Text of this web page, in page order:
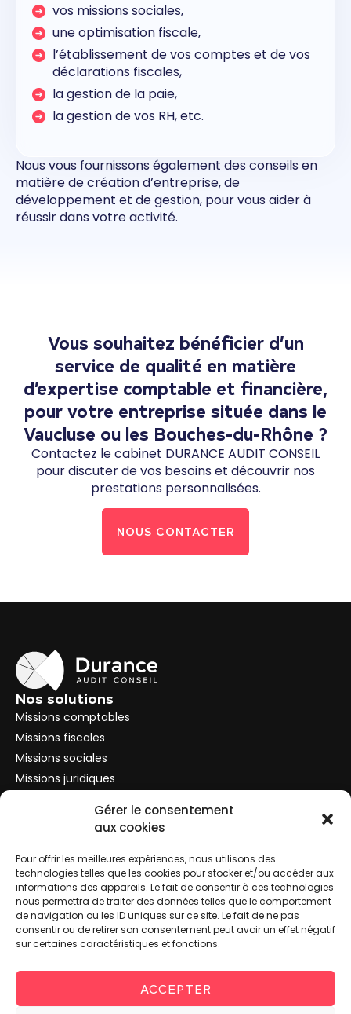
Gérer le consentement
aux cookies
Pour offrir les meilleures expériences, nous utilisons des
technologies telles que les cookies pour stocker et/ou accéder aux
informations des appareils. Le fait de consentir à ces technologies
nous permettra de traiter des données telles que le comportement
de navigation ou les ID uniques sur ce site. Le fait de ne pas
consentir ou de retirer son consentement peut avoir un effet négatif
sur certaines caractéristiques et fonctions.
ACCEPTER
vos missions sociales,
une optimisation fiscale,
l’établissement de vos comptes et de vos
déclarations fiscales,
la gestion de la paie,
la gestion de vos RH, etc.
Nous vous fournissons également des conseils en
matière de création d’entreprise, de
développement et de gestion, pour vous aider à
réussir dans votre activité.
Vous souhaitez bénéficier d’un
service de qualité en matière
d’expertise comptable et financière,
pour votre entreprise située dans le
Vaucluse ou les Bouches-du-Rhône ?
Contactez le cabinet DURANCE AUDIT CONSEIL
pour discuter de vos besoins et découvrir nos
prestations personnalisées.
NOUS CONTACTER
Nos solutions
Missions comptables
Missions fiscales
Missions sociales
Missions juridiques
Fiscalité des particuliers
Le cabinet
Nos solutions
Nos outils
Le cabinet
04 90 59 49 46
contact@durance-audit-conseil.fr
Avenue de la Fontaine 4 Lotissement le Clos de la
fontaine, 13370 Mallemort
Mentions légales
Politique de cookie